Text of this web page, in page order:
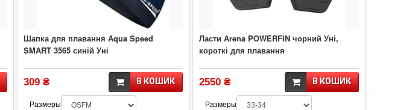
Шапка для плавання Aqua Speed
SMART 3565 синій Уні
309 ₴ В КОШИК
Размеры
Ласти Arena POWERFIN чорний Уні,
короткі для плавання
2550 ₴ В КОШИК
Размеры